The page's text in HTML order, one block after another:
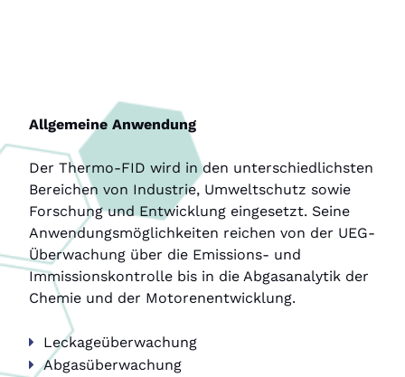
Allgemeine Anwendung
Der Thermo-FID wird in den unterschiedlichsten
Bereichen von Industrie, Umweltschutz sowie
Forschung und Entwicklung eingesetzt. Seine
Anwendungsmöglichkeiten reichen von der UEG-
Überwachung über die Emissions- und
Immissionskontrolle bis in die Abgasanalytik der
Chemie und der Motorenentwicklung.
Leckageüberwachung
Abgasüberwachung